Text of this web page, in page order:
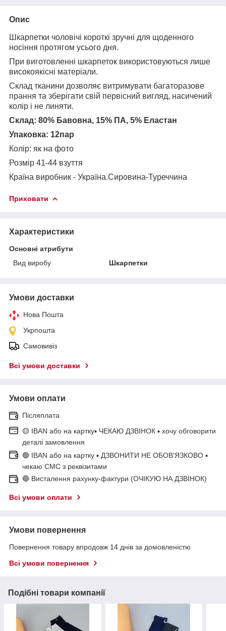
Опис
Шкарпетки чоловічі короткі зручні для щоденного
носіння протягом усього дня.
При виготовленні шкарпеток використовуються лише
високоякісні матеріали.
Склад тканини дозволяє витримувати багаторазове
прання та зберігати свій первісний вигляд, насичений
колір і не линяти.
Склад: 80% Бавовна, 15% ПА, 5% Еластан
Упаковка: 12пар
Колір: як на фото
Розмір 41-44 взуття
Країна виробник - Україна.Сировина-Туреччина
Приховати
Характеристики
Основні атрибути
Вид виробу
Шкарпетки
Умови доставки
Нова Пошта
Укрпошта
Самовивіз
Всі умови доставки
Умови оплати
Післяплата
🟡 IBAN або на картку▪ ЧЕКАЮ ДЗВІНОК ▪ хочу обговорити
деталі замовлення
🟢 IBAN або на картку ▪ ДЗВОНИТИ НЕ ОБОВ'ЯЗКОВО ▪
чекаю СМС з реквізитами
🔵 Висталення рахунку-фактури (ОЧІКУЮ НА ДЗВІНОК)
Всі умови оплати
Умови повернення
Повернення товару впродовж 14 днів за домовленістю
Всі умови повернення
Подібні товари компанії